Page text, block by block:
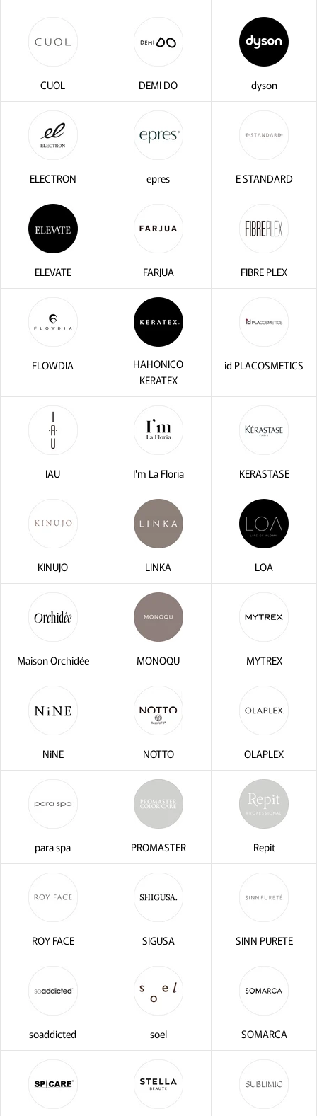
CUOL DEMI DO dyson
ELECTRON epres E STANDARD
ELEVATE FARJUA FIBRE PLEX
FLOWDIA
HAHONICO
KERATEX
id PLACOSMETICS
IAU I'm La Floria KERASTASE
KINUJO LINKA LOA
Maison Orchidée MONOQU MYTREX
NiNE NOTTO OLAPLEX
para spa PROMASTER Repit
ROY FACE SIGUSA SINN PURETE
soaddicted soel SOMARCA